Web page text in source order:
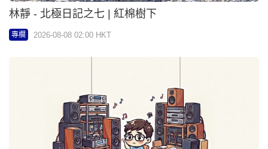
林靜 - 北極日記之七 | 紅棉樹下
專欄 2026-08-08 02:00 HKT